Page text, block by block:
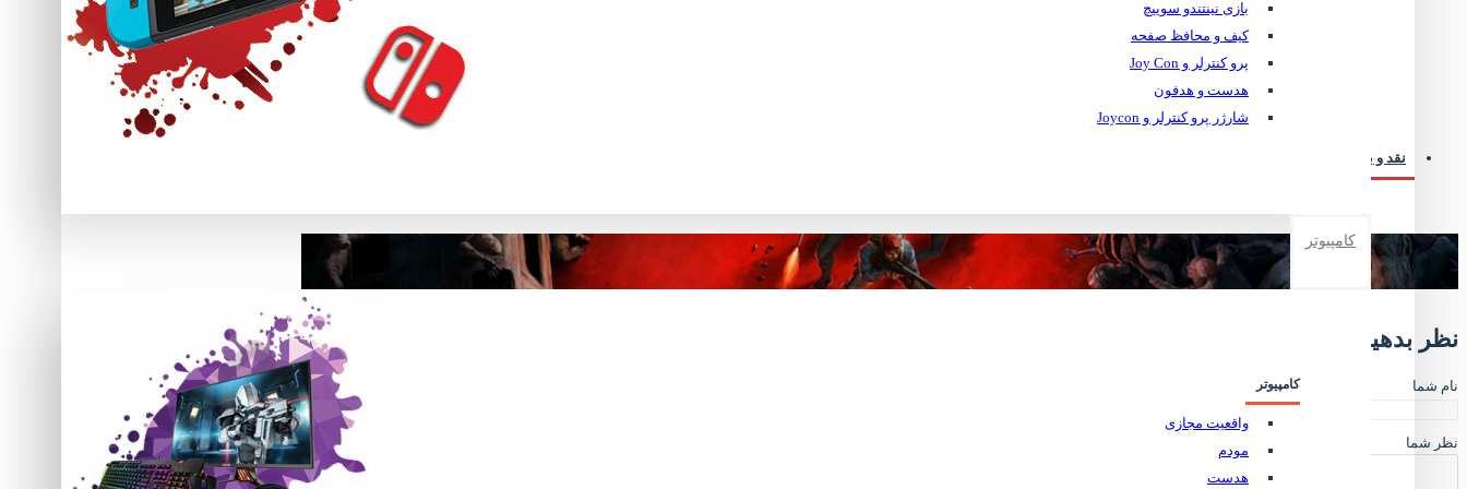
بازی نینتندو سوییچ
کیف و محافظ صفحه
پرو کنترلر و Joy Con
هدست و هدفون
شارژر پرو کنترلر و Joycon
کامپیوتر
کامپیوتر
واقعیت مجازی
مودم
هدست
نقد و بررسی
نظر بدهید
نام شما
نظر شما